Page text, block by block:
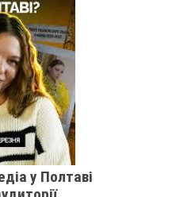
у Полтаві